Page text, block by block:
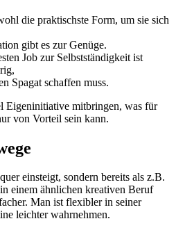
die praktischste Form, um sie sich
gibt es zur Genüge.
Job zur Selbstständigkeit ist
Spagat schaffen muss.
Eigeninitiative mitbringen, was für
von Vorteil sein kann.
einsteigt, sondern bereits als z.B.
einem ähnlichen kreativen Beruf
Man ist flexibler in seiner
leichter wahrnehmen.